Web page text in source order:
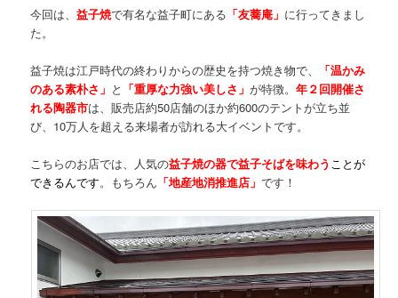
今回は、益子焼で有名な益子町にある 「友蕎庵」 に行ってきまし
た。
益子焼は江戸時代の終わりからの歴史を持つ焼き物で、
「温かみ
のある素朴さ」 と 「重厚な力強い美しさ」が特徴。年２回開催さ
れる陶器市は、販売店約50店舗のほか約600のテントが立ち並
び、10万人を超える来場者が訪れる大イベントです。
こちらのお店では、人気の益子焼の器で益子そばを味わう ことが
できるんです。もちろん 「地産地消推進店」です！